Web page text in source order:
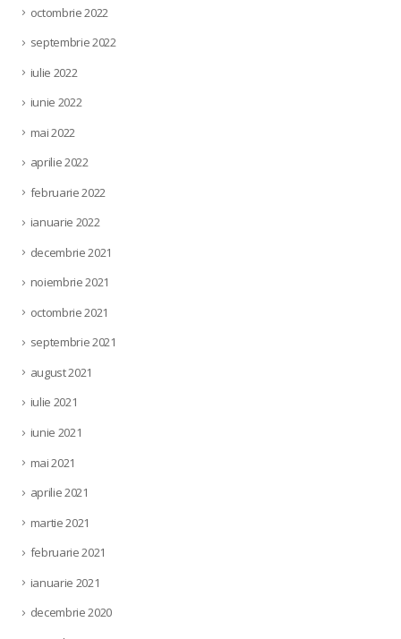
octombrie 2022
septembrie 2022
iulie 2022
iunie 2022
mai 2022
aprilie 2022
februarie 2022
ianuarie 2022
decembrie 2021
noiembrie 2021
octombrie 2021
septembrie 2021
august 2021
iulie 2021
iunie 2021
mai 2021
aprilie 2021
martie 2021
februarie 2021
ianuarie 2021
decembrie 2020